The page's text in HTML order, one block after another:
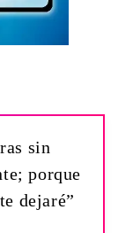
sin
porque
dejaré”